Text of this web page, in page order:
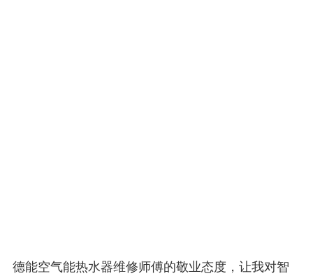
德能空气能热水器维修师傅的敬业态度，让我对智